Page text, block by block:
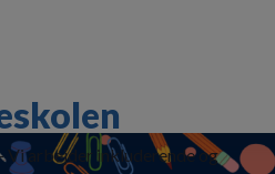
Vi arbejder inkluderende og